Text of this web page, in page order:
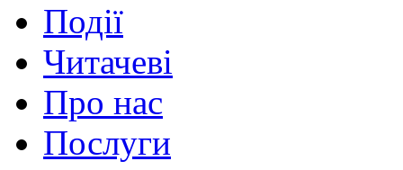
Події
Читачеві
Про нас
Послуги